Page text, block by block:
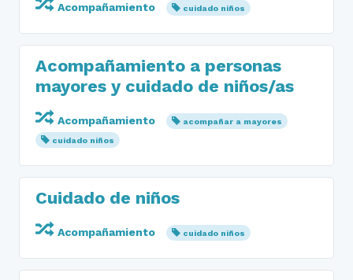
Acompañamiento cuidado niños
Acompañamiento a personas
mayores y cuidado de niños/as
Acompañamiento
acompañar a mayores
cuidado niños
Cuidado de niños
Acompañamiento cuidado niños